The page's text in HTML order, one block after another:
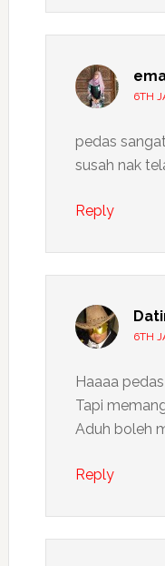
6TH
pedas
susah nak
Reply
6TH
Haaaa
Tapi
Aduh boleh
Reply